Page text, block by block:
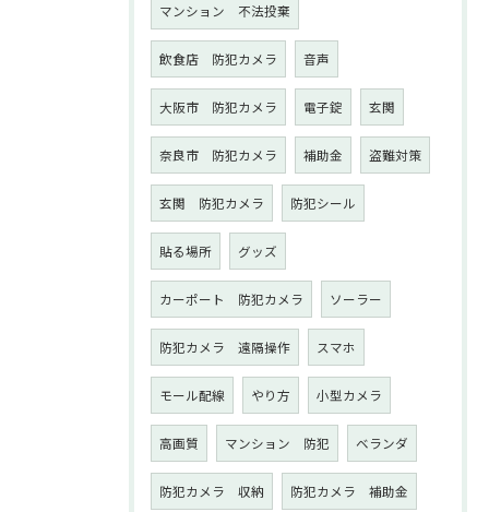
マンション 不法投棄
飲食店 防犯カメラ 音声
大阪市 防犯カメラ 電子錠 玄関
奈良市 防犯カメラ 補助金 盗難対策
玄関 防犯カメラ 防犯シール
貼る場所 グッズ
カーポート 防犯カメラ ソーラー
防犯カメラ 遠隔操作 スマホ
モール配線 やり方 小型カメラ
高画質 マンション 防犯 ベランダ
防犯カメラ 収納 防犯カメラ 補助金